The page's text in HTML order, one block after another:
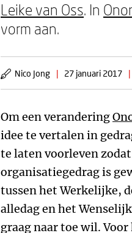
Leike van Oss. In
vorm aan.
Nico Jong | 27 januari 2017 |
Om een verandering
idee te vertalen in
te laten voorleven
organisatiegedrag is
tussen het Werkelijke,
alledag en het
graag naar toe wil.